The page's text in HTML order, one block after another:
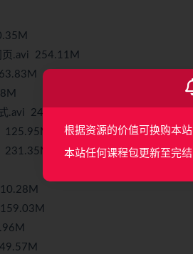
.avi 254.11M
.avi 247.03M
根据资源的价值可换购本
本站任何课程包更新至完结